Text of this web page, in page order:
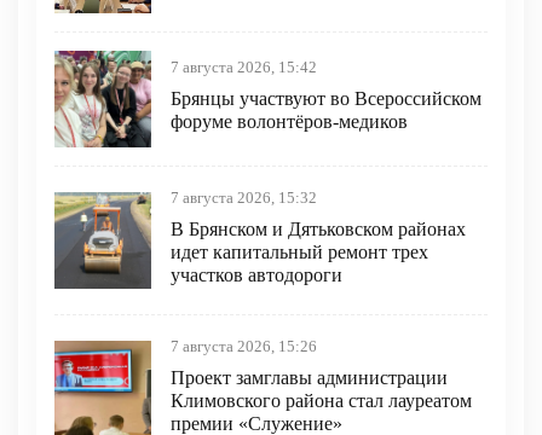
7 августа 2026, 15:42
Брянцы участвуют во Всероссийском
форуме волонтёров-медиков
7 августа 2026, 15:32
В Брянском и Дятьковском районах
идет капитальный ремонт трех
участков автодороги
7 августа 2026, 15:26
Проект замглавы администрации
Климовского района стал лауреатом
премии «Служение»